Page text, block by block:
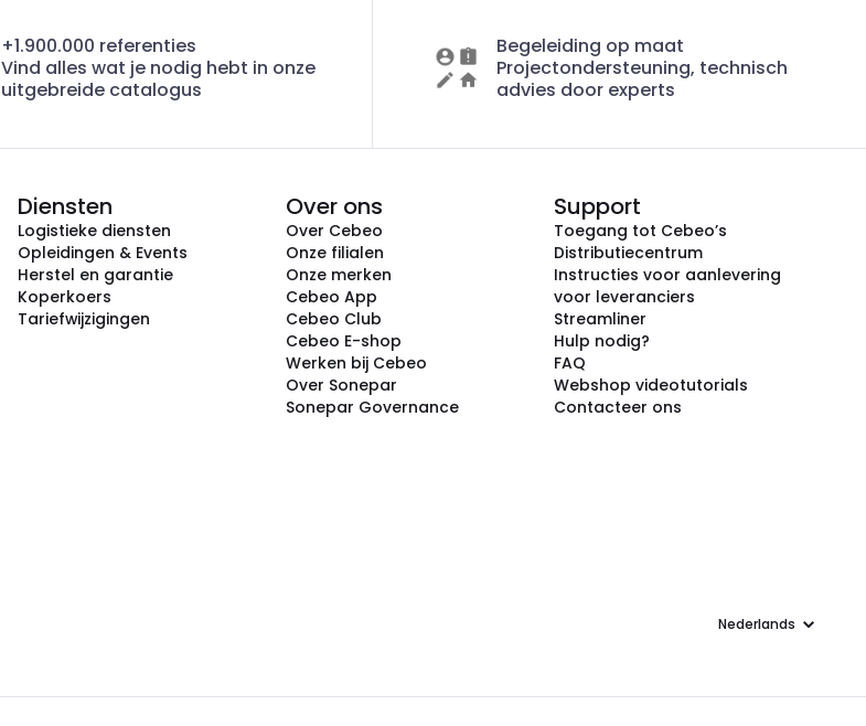
+1.900.000 referenties
Vind alles wat je nodig hebt in onze
uitgebreide catalogus
Begeleiding op maat
Projectondersteuning, technisch
advies door experts
Diensten
Logistieke diensten
Opleidingen & Events
Herstel en garantie
Koperkoers
Tariefwijzigingen
Over ons
Over Cebeo
Onze filialen
Onze merken
Cebeo App
Cebeo Club
Cebeo E-shop
Werken bij Cebeo
Over Sonepar
Sonepar Governance
Support
Toegang tot Cebeo’s
Distributiecentrum
Instructies voor aanlevering
voor leveranciers
Streamliner
Hulp nodig?
FAQ
Webshop videotutorials
Contacteer ons
Taal